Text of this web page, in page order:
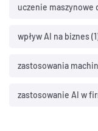
uczenie maszynowe
wpływ AI na biznes
zastosowania
zastosowanie AI w